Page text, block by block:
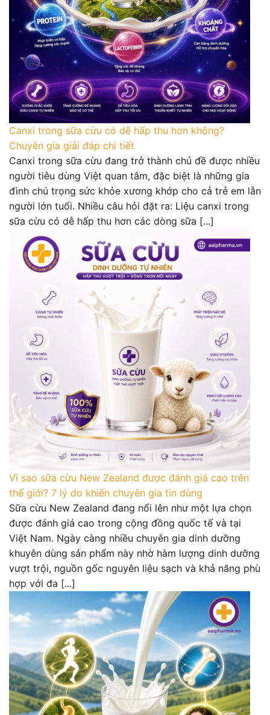
Canxi trong sữa cừu có dễ hấp thu hơn không?
Chuyên gia giải đáp chi tiết
Canxi trong sữa cừu đang trở thành chủ đề được nhiều
người tiêu dùng Việt quan tâm, đặc biệt là những gia
đình chú trọng sức khỏe xương khớp cho cả trẻ em lẫn
người lớn tuổi. Nhiều câu hỏi đặt ra: Liệu canxi trong
sữa cừu có dễ hấp thu hơn các dòng sữa [...]
Vì sao sữa cừu New Zealand được đánh giá cao trên
thế giới? 7 lý do khiến chuyên gia tin dùng
Sữa cừu New Zealand đang nổi lên như một lựa chọn
được đánh giá cao trong cộng đồng quốc tế và tại
Việt Nam. Ngày càng nhiều chuyên gia dinh dưỡng
khuyên dùng sản phẩm này nhờ hàm lượng dinh dưỡng
vượt trội, nguồn gốc nguyên liệu sạch và khả năng phù
hợp với đa [...]